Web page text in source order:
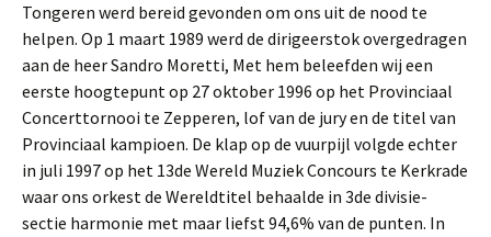
Tongeren werd bereid gevonden om ons uit de nood te
helpen. Op 1 maart 1989 werd de dirigeerstok overgedragen
aan de heer Sandro Moretti, Met hem beleefden wij een
eerste hoogtepunt op 27 oktober 1996 op het Provinciaal
Concerttornooi te Zepperen, lof van de jury en de titel van
Provinciaal kampioen. De klap op de vuurpijl volgde echter
in juli 1997 op het 13de Wereld Muziek Concours te Kerkrade
waar ons orkest de Wereldtitel behaalde in 3de divisie-
sectie harmonie met maar liefst 94,6% van de punten. In